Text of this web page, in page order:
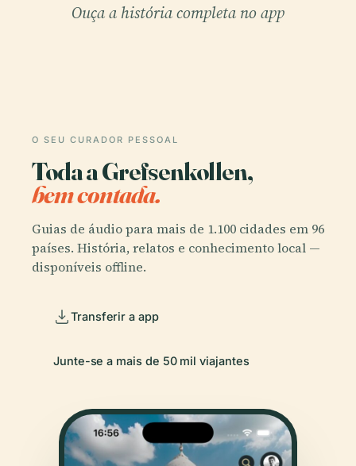
Ouça a história completa no app
O SEU CURADOR PESSOAL
Toda a Grefsenkollen,
bem contada.
Guias de áudio para mais de 1.100 cidades em 96
países. História, relatos e conhecimento local —
disponíveis offline.
Transferir a app
Junte-se a mais de 50 mil viajantes